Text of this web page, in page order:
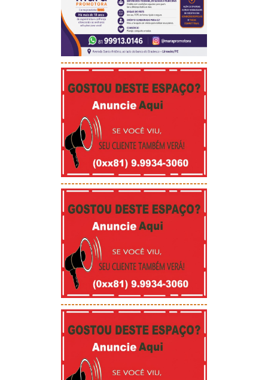
-----------------------------------------
-----------------------------------------
-----------------------------------------